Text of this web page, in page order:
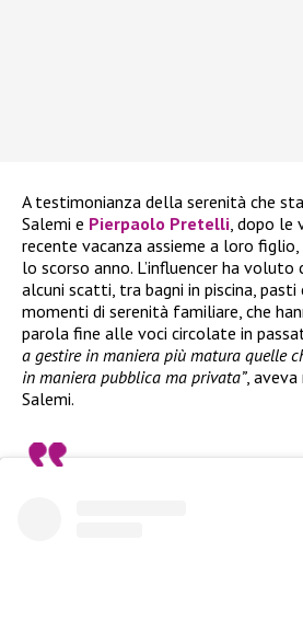
A testimonianza della serenità che
Salemi e Pierpaolo Pretelli, dopo le
recente vacanza assieme a loro figlio,
lo scorso anno. L’influencer ha voluto
alcuni scatti, tra bagni in piscina,
momenti di serenità familiare, che
parola fine alle voci circolate in
a gestire in maniera più matura quelle
in maniera pubblica ma privata”,
Salemi.